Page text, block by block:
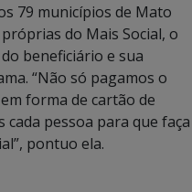
79 municípios de Mato
do Mais Social, o
beneficiário e sua
“Não só pagamos o
forma de cartão de
pessoa para que faça
pontuo ela.